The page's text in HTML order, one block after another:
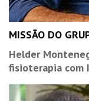
MISSÃO DO
Helder
fisioterapia com